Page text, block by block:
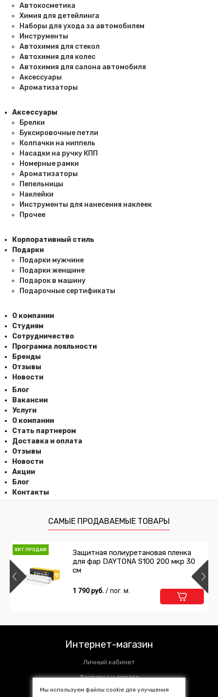
Автокосметика
Химия для детейлинга
Наборы для ухода за автомобилем
Инструменты
Автохимия для стекол
Автохимия для колес
Автохимия для салона автомобиля
Аксессуары
Ароматизаторы
Аксессуары
Брелки
Буксировочные петли
Колпачки на ниппель
Насадки на ручку КПП
Номерные рамки
Ароматизаторы
Пепельницы
Наклейки
Инструменты для нанесения наклеек
Прочее
Корпоративный стиль
Подарки
Подарки мужчине
Подарки женщине
Подарок в машину
Подарочные сертификаты
О компании
Студиям
Сотрудничество
Программа лояльности
Бренды
Отзывы
Новости
Блог
Вакансии
Услуги
О компании
Стать партнером
Доставка и оплата
Отзывы
Новости
Акции
Блог
Контакты
САМЫЕ ПРОДАВАЕМЫЕ ТОВАРЫ
ХИТ ПРОДАЖ
Защитная полиуретановая пленка
для фар DAYTONA S100 200 мкр 30
см
1 790 руб. / пог. м.
Интернет-магазин
Личный кабинет
Доставка и оплата
Установочные центры
Мы используем файлы cookie для улучшения